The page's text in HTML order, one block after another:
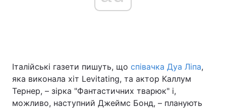
Італійські газети пишуть, що співачка Дуа Ліпа,
яка виконала хіт Levitating, та актор Каллум
Тернер, – зірка "Фантастичних тварюк" і,
можливо, наступний Джеймс Бонд, – планують